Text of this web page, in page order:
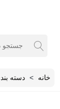
خانه > دسته